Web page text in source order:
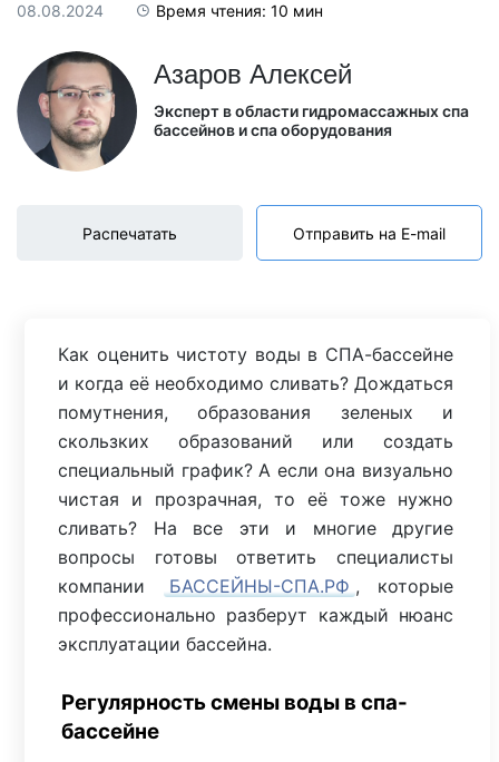
08.08.2024 Время чтения: 10 мин
Распечатать Отправить на E-mail
Азаров Алексей
Эксперт в области гидромассажных спа
бассейнов и спа оборудования
Как оценить чистоту воды в СПА-бассейне
и когда её необходимо сливать? Дождаться
помутнения, образования зеленых и
скользких образований или создать
специальный график? А если она визуально
чистая и прозрачная, то её тоже нужно
сливать? На все эти и многие другие
вопросы готовы ответить специалисты
компании
БАССЕЙНЫ-СПА.РФ , которые
профессионально разберут каждый нюанс
эксплуатации бассейна.
Регулярность смены воды в спа-
бассейне